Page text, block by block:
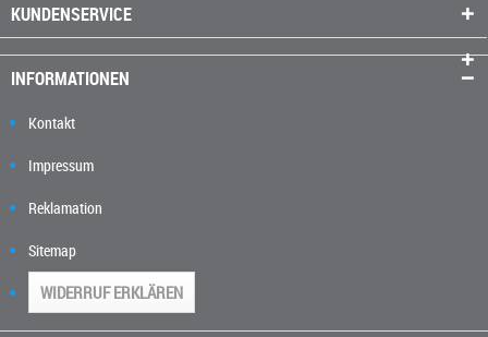
KUNDENSERVICE
INFORMATIONEN
Kontakt
Impressum
Reklamation
Sitemap
WIDERRUF ERKLÄREN